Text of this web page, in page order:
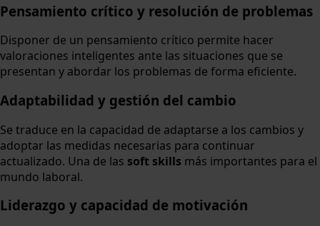
Pensamiento crítico y resolución de problemas
Disponer de un pensamiento crítico permite hacer
valoraciones inteligentes ante las situaciones que se
presentan y abordar los problemas de forma eficiente.
Adaptabilidad y gestión del cambio
Se traduce en la capacidad de adaptarse a los cambios y
adoptar las medidas necesarias para continuar
actualizado. Una de las soft skills más importantes para el
mundo laboral.
Liderazgo y capacidad de motivación